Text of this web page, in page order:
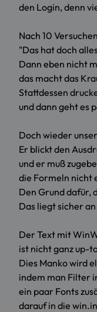
den Login, denn
Nach 10
"Das hat doch
Dann eben nicht
das macht das
Stattdessen
und dann geht es
Doch wieder
Er blickt den
und er muß
die Formeln nicht
Den Grund dafür,
Das liegt sicher
Der Text mit
ist nicht ganz up-
Dies Manko wird
indem man Filter
ein paar Fonts
darauf in die